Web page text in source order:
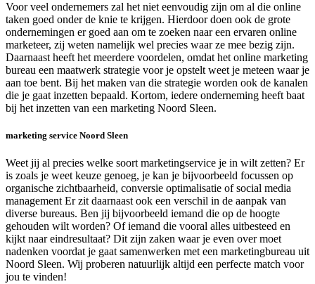
Voor veel ondernemers zal het niet eenvoudig zijn om al die online
taken goed onder de knie te krijgen. Hierdoor doen ook de grote
ondernemingen er goed aan om te zoeken naar een ervaren online
marketeer, zij weten namelijk wel precies waar ze mee bezig zijn.
Daarnaast heeft het meerdere voordelen, omdat het online marketing
bureau een maatwerk strategie voor je opstelt weet je meteen waar je
aan toe bent. Bij het maken van die strategie worden ook de kanalen
die je gaat inzetten bepaald. Kortom, iedere onderneming heeft baat
bij het inzetten van een marketing Noord Sleen.
marketing service Noord Sleen
Weet jij al precies welke soort marketingservice je in wilt zetten? Er
is zoals je weet keuze genoeg, je kan je bijvoorbeeld focussen op
organische zichtbaarheid, conversie optimalisatie of social media
management Er zit daarnaast ook een verschil in de aanpak van
diverse bureaus. Ben jij bijvoorbeeld iemand die op de hoogte
gehouden wilt worden? Of iemand die vooral alles uitbesteed en
kijkt naar eindresultaat? Dit zijn zaken waar je even over moet
nadenken voordat je gaat samenwerken met een marketingbureau uit
Noord Sleen. Wij proberen natuurlijk altijd een perfecte match voor
jou te vinden!